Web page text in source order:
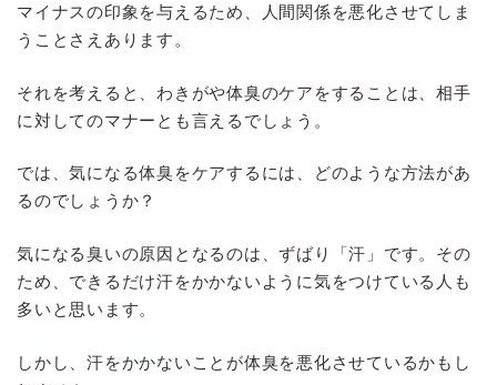
マイナスの印象を与えるため、人間関係を悪化させてしま
うことさえあります。
それを考えると、わきがや体臭のケアをすることは、相手
に対してのマナーとも言えるでしょう。
では、気になる体臭をケアするには、どのような方法があ
るのでしょうか？
気になる臭いの原因となるのは、ずばり「汗」です。その
ため、できるだけ汗をかかないように気をつけている人も
多いと思います。
しかし、汗をかかないことが体臭を悪化させているかもし